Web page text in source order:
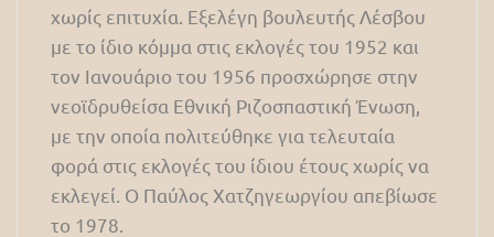
χωρίς επιτυχία. Εξελέγη βουλευτής Λέσβου
με το ίδιο κόμμα στις εκλογές του 1952 και
τον Ιανουάριο του 1956 προσχώρησε στην
νεοϊδρυθείσα Εθνική Ριζοσπαστική Ένωση,
με την οποία πολιτεύθηκε για τελευταία
φορά στις εκλογές του ίδιου έτους χωρίς να
εκλεγεί. Ο Παύλος Χατζηγεωργίου απεβίωσε
το 1978.